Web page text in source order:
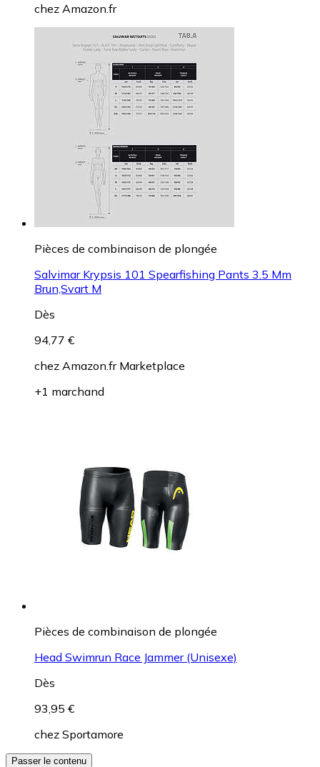
chez Amazon.fr
Pièces de combinaison de plongée
Salvimar Krypsis 101 Spearfishing Pants 3.5 Mm
Brun,Svart M
Dès
94,77 €
chez Amazon.fr Marketplace
+1 marchand
Pièces de combinaison de plongée
Head Swimrun Race Jammer (Unisexe)
Dès
93,95 €
chez Sportamore
Passer le contenu